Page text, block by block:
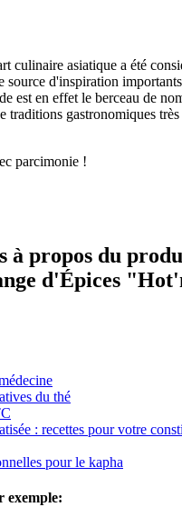
culinaire asiatique a été
source d'inspiration
est en effet le berceau de
traditions gastronomiques très
parcimonie !
à propos du
d'Épices
du thé
: recettes pour votre
pour le kapha
exemple: